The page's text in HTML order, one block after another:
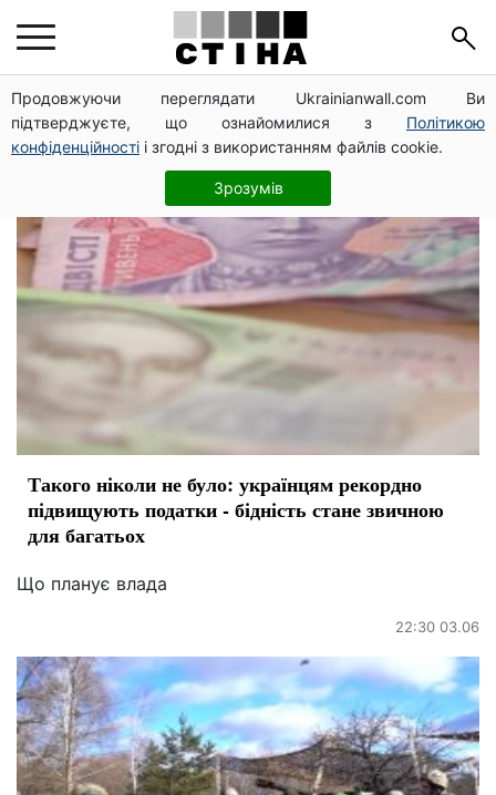
Продовжуючи переглядати Ukrainianwall.com Ви
підтверджуєте, що ознайомилися з Політикою
конфіденційності і згодні з використанням файлів cookie.
Зрозумів
бюджет Украины
Такого ніколи не було: українцям рекордно
підвищують податки - бідність стане звичною
для багатьох
Що планує влада
22:30 03.06